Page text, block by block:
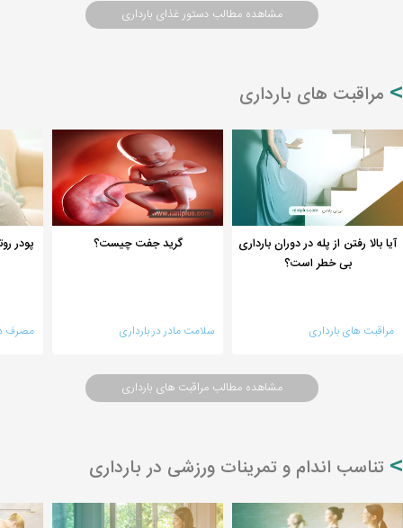
مشاهده مطالب دستور غذای بارداری
مراقبت های بارداری
آیا بالا رفتن از پله در دوران بارداری
بی خطر است؟
مراقبت های بارداری
گرید جفت چیست؟
سلامت مادر در بارداری
پودر
مصرف
مشاهده مطالب مراقبت های بارداری
تناسب اندام و تمرینات ورزشی در بارداری